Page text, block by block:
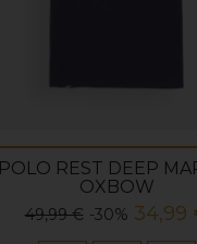
POLO REST DEEP
OXBOW
Prix
49,99 € -30% Prix
34,99